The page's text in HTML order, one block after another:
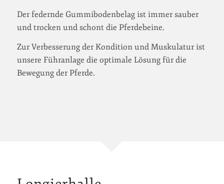
Der federnde Gummibodenbelag ist immer sauber
und trocken und schont die Pferdebeine.
Zur Verbesserung der Kondition und Muskulatur ist
unsere Führanlage die optimale Lösung für die
Bewegung der Pferde.